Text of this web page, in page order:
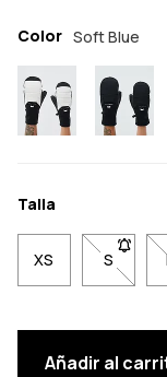
Color Soft Blue
Talla
XS S- Talla
Añadir al